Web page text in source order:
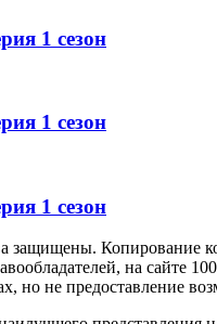
1 сезон
1 сезон
1 сезон
Копирование
на сайте
но не предоставление